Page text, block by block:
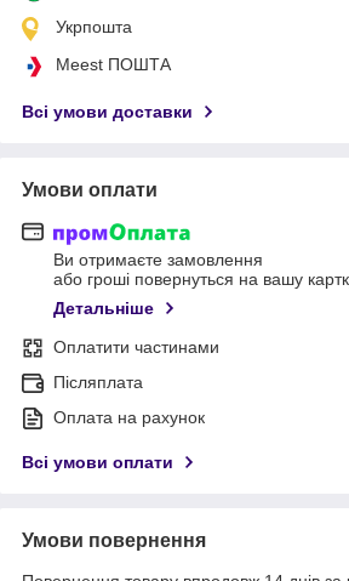
Укрпошта
Meest ПОШТА
Всі умови доставки
Умови оплати
Ви отримаєте замовлення
або гроші повернуться на вашу
Детальніше
Оплатити частинами
Післяплата
Оплата на рахунок
Всі умови оплати
Умови повернення